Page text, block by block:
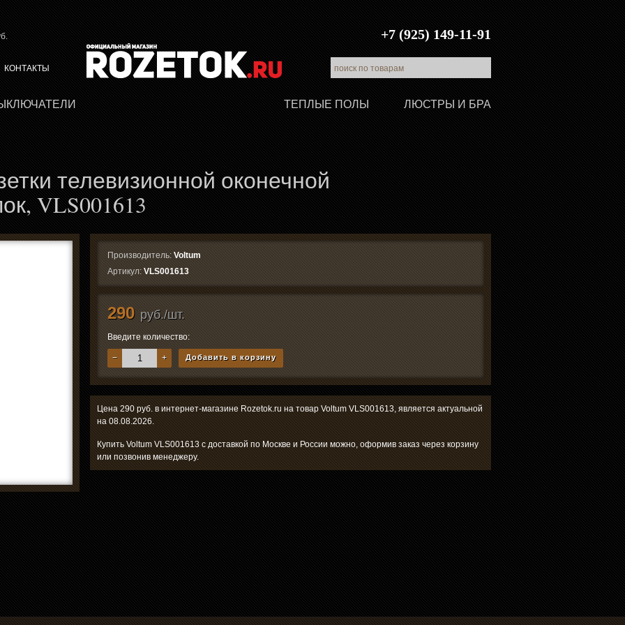
+7 (925) 149-11-91
КОНТАКТЫ
ЛЮСТРЫ И БРА
ТЕПЛЫЕ ПОЛЫ
телевизионной оконечной
VLS001613
Производитель: Voltum
Артикул: VLS001613
290 руб./шт.
Введите количество:
− + Добавить в корзину
Цена 290 руб. в интернет-магазине Rozetok.ru на товар Voltum VLS001613, является актуальной
на 08.08.2026.
Купить Voltum VLS001613 с доставкой по Москве и России можно, оформив заказ через корзину
или позвонив менеджеру.